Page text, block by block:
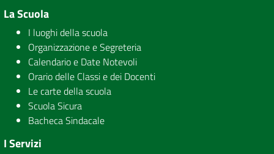
La Scuola
I luoghi della scuola
Organizzazione e Segreteria
Calendario e Date Notevoli
Orario delle Classi e dei Docenti
Le carte della scuola
Scuola Sicura
Bacheca Sindacale
I Servizi